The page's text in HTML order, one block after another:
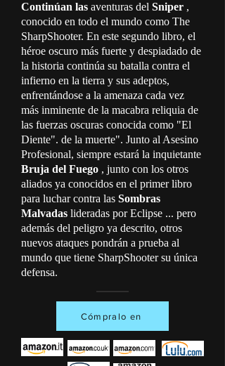
Continúan las aventuras del Sniper ,
conocido en todo el mundo como The
SharpShooter. En este segundo libro, el
héroe oscuro más fuerte y despiadado de
la historia continúa su batalla contra el
infierno en la tierra y sus adeptos,
enfrentándose a la amenaza cada vez
más inminente de la macabra reliquia de
las fuerzas oscuras conocida como "El
Diente". de la muerte". Junto al Asesino
Profesional, siempre estará la inquietante
Bruja del Fuego , junto con los otros
aliados ya conocidos en el primer libro
para luchar contra las Sombras
Malvadas lideradas por Eclipse ... pero
además del peligro ya descrito, otros
nuevos ataques pondrán a prueba al
mundo que tiene SharpShooter su única
defensa.
Cómpralo en